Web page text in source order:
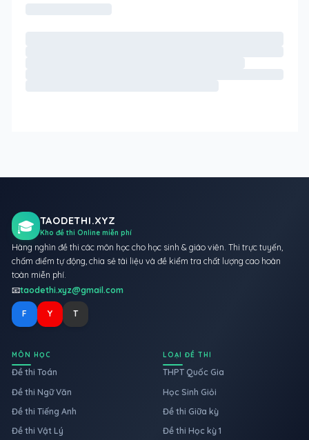
🎓 TAODETHI.XYZ
Kho đề thi Online miễn phí
Hàng nghìn đề thi các môn học cho học sinh & giáo viên. Thi trực tuyến,
chấm điểm tự động, chia sẻ tài liệu và đề kiểm tra chất lượng cao hoàn
toàn miễn phí.
📧taodethi.xyz@gmail.com
F Y T
MÔN HỌC
Đề thi Toán
Đề thi Ngữ Văn
Đề thi Tiếng Anh
Đề thi Vật Lý
LOẠI ĐỀ THI
THPT Quốc Gia
Học Sinh Giỏi
Đề thi Giữa kỳ
Đề thi Học kỳ 1